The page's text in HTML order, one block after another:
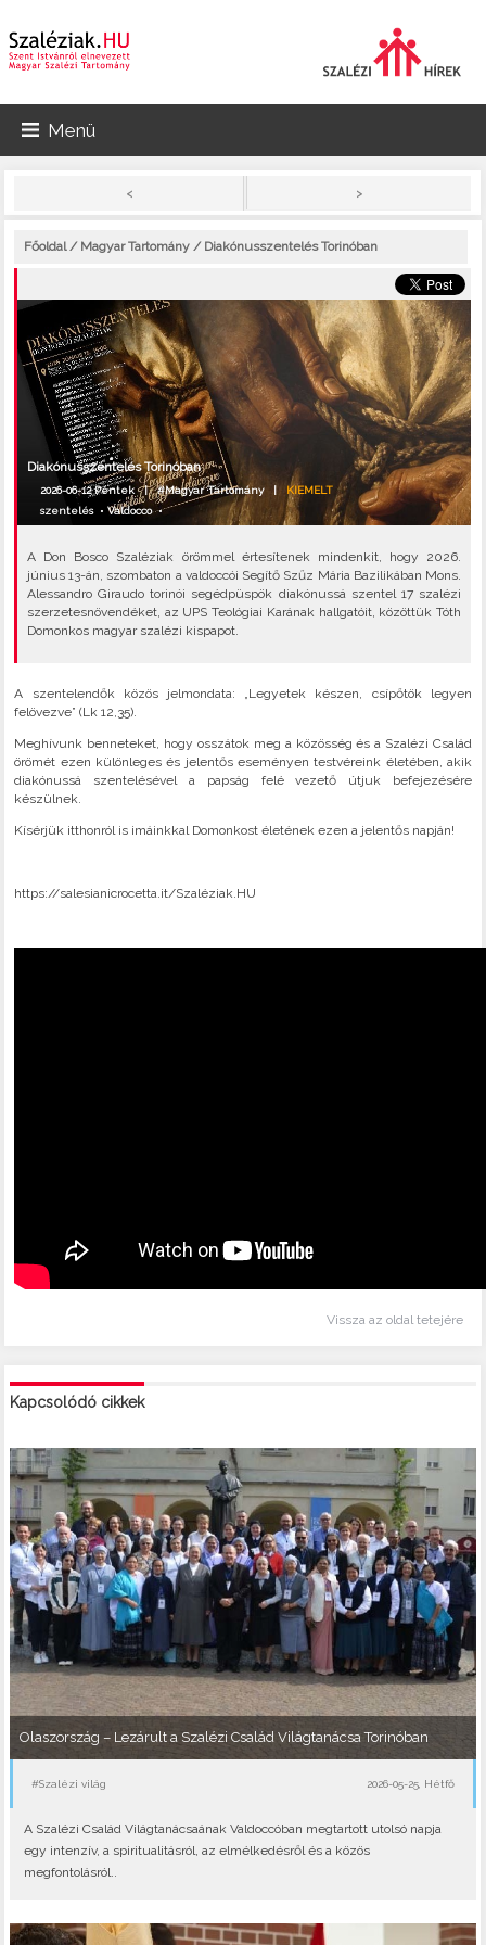
Menü
< >
Főoldal/ Magyar Tartomány / Diakónusszentelés Torinóban
Diakónusszentelés Torinóban
2026-06-12 Péntek |#Magyar Tartomány| KIEMELT
szentelés•Valdocco•
A Don Bosco Szaléziak örömmel értesítenek mindenkit, hogy 2026.
június 13-án, szombaton a valdoccói Segítő Szűz Mária Bazilikában Mons.
Alessandro Giraudo torinói segédpüspök diakónussá szentel 17 szalézi
szerzetesnövendéket, az UPS Teológiai Karának hallgatóit, közöttük Tóth
Domonkos magyar szalézi kispapot.
A szentelendők közös jelmondata: „Legyetek készen, csípőtök legyen
felövezve” (Lk 12,35).
Meghívunk benneteket, hogy osszátok meg a közösség és a Szalézi Család
örömét ezen különleges és jelentős eseményen testvéreink életében, akik
diakónussá szentelésével a papság felé vezető útjuk befejezésére
készülnek.
Kísérjük itthonról is imáinkkal Domonkost életének ezen a jelentős napján!
https://salesianicrocetta.it/Szaléziak.HU
Vissza az oldal tetejére
Kapcsolódó cikkek
Olaszország – Lezárult a Szalézi Család Világtanácsa Torinóban
#Szalézi világ 2026-05-25, Hétfő
A Szalézi Család Világtanácsaának Valdoccóban megtartott utolsó napja
egy intenzív, a spiritualitásról, az elmélkedésről és a közös
megfontolásról..